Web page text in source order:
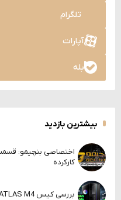
تلگرام
آپارات
بله
بیشترین بازدید
اختصاصی بنچیمو:
کارکرده
بررسی کیس GAMDIAS ATLAS M4 | آکواریومی قابل‌دفاع